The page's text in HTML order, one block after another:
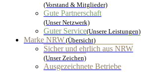
(Vorstand & Mitglieder)
Gute Partnerschaft
(Unser Netzwerk)
Guter Service(Unsere Leistungen)
Marke NRW (Übersicht)
Sicher und ehrlich aus NRW
(Unser Zeichen)
Ausgezeichnete Betriebe